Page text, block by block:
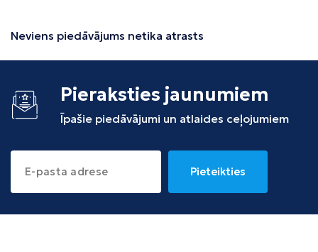
Neviens piedāvājums netika atrasts
Pieraksties jaunumiem
Īpašie piedāvājumi un atlaides ceļojumiem
Pieteikties